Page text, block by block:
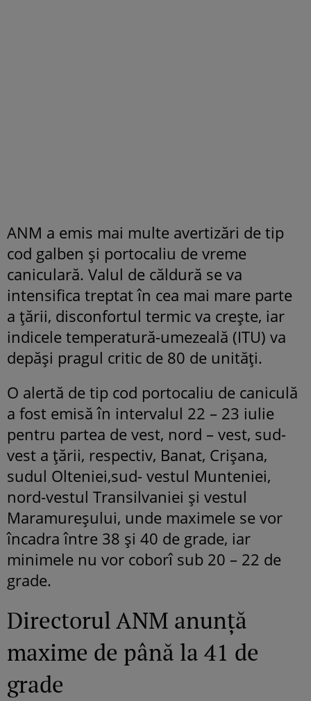
ANM a emis mai multe avertizări de tip
cod galben și portocaliu de vreme
caniculară. Valul de căldură se va
intensifica treptat în cea mai mare parte
a ţării, disconfortul termic va creşte, iar
indicele temperatură-umezeală (ITU) va
depăşi pragul critic de 80 de unităţi.
O alertă de tip cod portocaliu de caniculă
a fost emisă în intervalul 22 – 23 iulie
pentru partea de vest, nord – vest, sud-
vest a ţării, respectiv, Banat, Crişana,
sudul Olteniei,sud- vestul Munteniei,
nord-vestul Transilvaniei şi vestul
Maramureşului, unde maximele se vor
încadra între 38 și 40 de grade, iar
minimele nu vor coborî sub 20 – 22 de
grade.
Directorul ANM anunță
maxime de până la 41 de
grade